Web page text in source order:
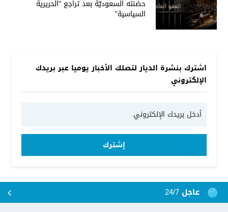
حضنته السعوديّة بعد تراجع "الحريرية
السياسية"
اشترك بنشرة الديار لتصلك الأخبار يوميا عبر بريدك
الإلكتروني
إشترك
عاجل 24/7